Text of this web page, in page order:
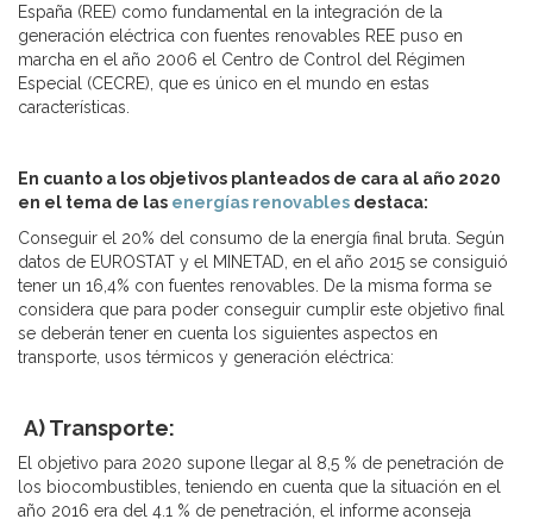
España (REE) como fundamental en la integración de la
generación eléctrica con fuentes renovables REE puso en
marcha en el año 2006 el Centro de Control del Régimen
Especial (CECRE), que es único en el mundo en estas
características.
En cuanto a los objetivos planteados de cara al año 2020
en el tema de las energías renovables destaca:
Conseguir el 20% del consumo de la energía final bruta. Según
datos de EUROSTAT y el MINETAD, en el año 2015 se consiguió
tener un 16,4% con fuentes renovables. De la misma forma se
considera que para poder conseguir cumplir este objetivo final
se deberán tener en cuenta los siguientes aspectos en
transporte, usos térmicos y generación eléctrica:
A) Transporte:
El objetivo para 2020 supone llegar al 8,5 % de penetración de
los biocombustibles, teniendo en cuenta que la situación en el
año 2016 era del 4.1 % de penetración, el informe aconseja